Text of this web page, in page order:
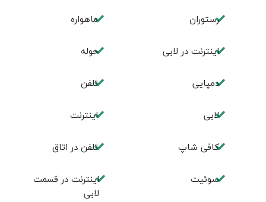
رستوران ماهواره
اینترنت در لابی حوله
دمپایی تلفن
لابی اینترنت
کافی شاپ تلفن در اتاق
سوئیت
اینترنت در قسمت
لابی